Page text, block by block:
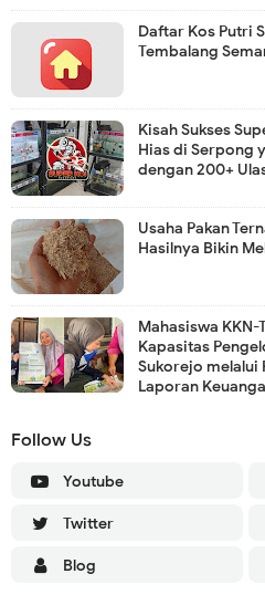
Daftar Kos Putri
Tembalang
Kisah Sukses
Hias di Serpong
dengan 200+
Usaha Pakan
Hasilnya Bikin
Mahasiswa KKN-
Kapasitas
Sukorejo melalui
Laporan
Follow Us
Youtube
Twitter
Blog